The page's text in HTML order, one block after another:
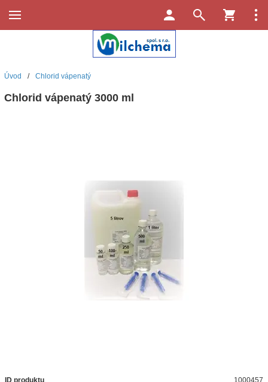
Úvod / Chlorid vápenatý
Chlorid vápenatý 3000 ml
ID produktu 1000457